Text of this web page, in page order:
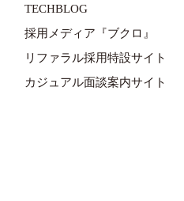
TECHBLOG
採用メディア『ブクロ』
リファラル採用特設サイト
カジュアル面談案内サイト